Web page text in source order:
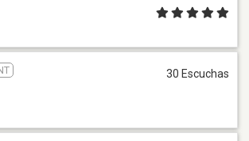
30 Escuchas